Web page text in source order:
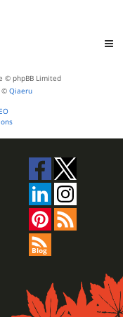
© phpBB Limited
© Qiaeru